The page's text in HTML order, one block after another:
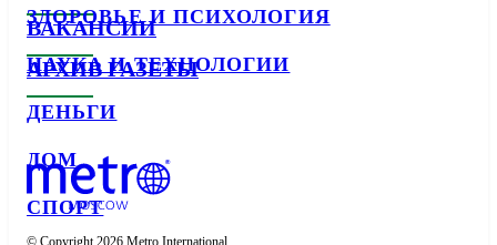
ЗДОРОВЬЕ И ПСИХОЛОГИЯ
НАУКА И ТЕХНОЛОГИИ
ДЕНЬГИ
ДОМ
СПОРТ
ВАКАНСИИ
АРХИВ ГАЗЕТЫ
© Copyright 2026 Metro International